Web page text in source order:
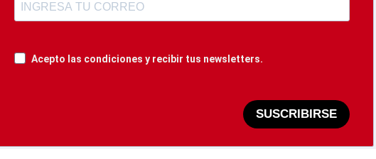
Acepto las condiciones y recibir tus newsletters.
SUSCRIBIRSE